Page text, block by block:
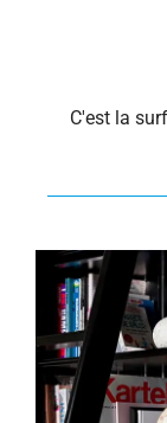
C'est la